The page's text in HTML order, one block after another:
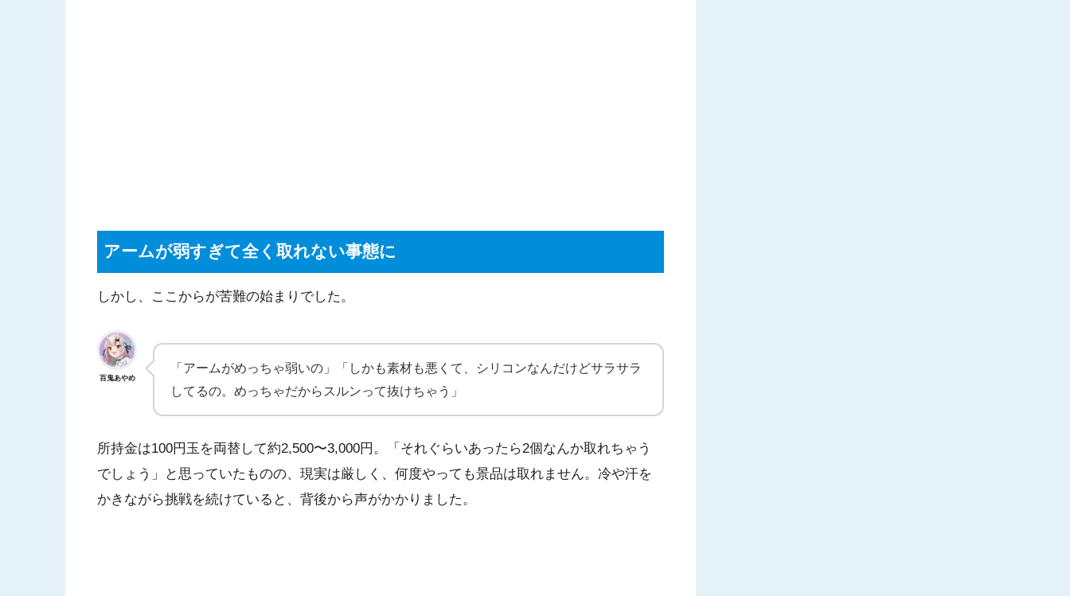
アームが弱すぎて全く取れない事態に
しかし、ここからが苦難の始まりでした。
百鬼あやめ
「アームがめっちゃ弱いの」「しかも素材も悪くて、シリコンなんだけどサラサラ
してるの。めっちゃだからスルンって抜けちゃう」
所持金は100円玉を両替して約2,500〜3,000円。「それぐらいあったら2個なんか取れちゃう
でしょう」と思っていたものの、現実は厳しく、何度やっても景品は取れません。冷や汗を
かきながら挑戦を続けていると、背後から声がかかりました。